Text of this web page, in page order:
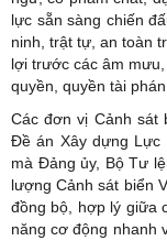
lực sẵn sàng chiến
ninh, trật tự, an toàn
lợi trước các âm
quyền, quyền tài
Các đơn vị Cảnh sát
Đề án Xây dựng Lực
mà Đảng ủy, Bộ Tư
lượng Cảnh sát biển
đồng bộ, hợp lý giữa
năng cơ động nhanh